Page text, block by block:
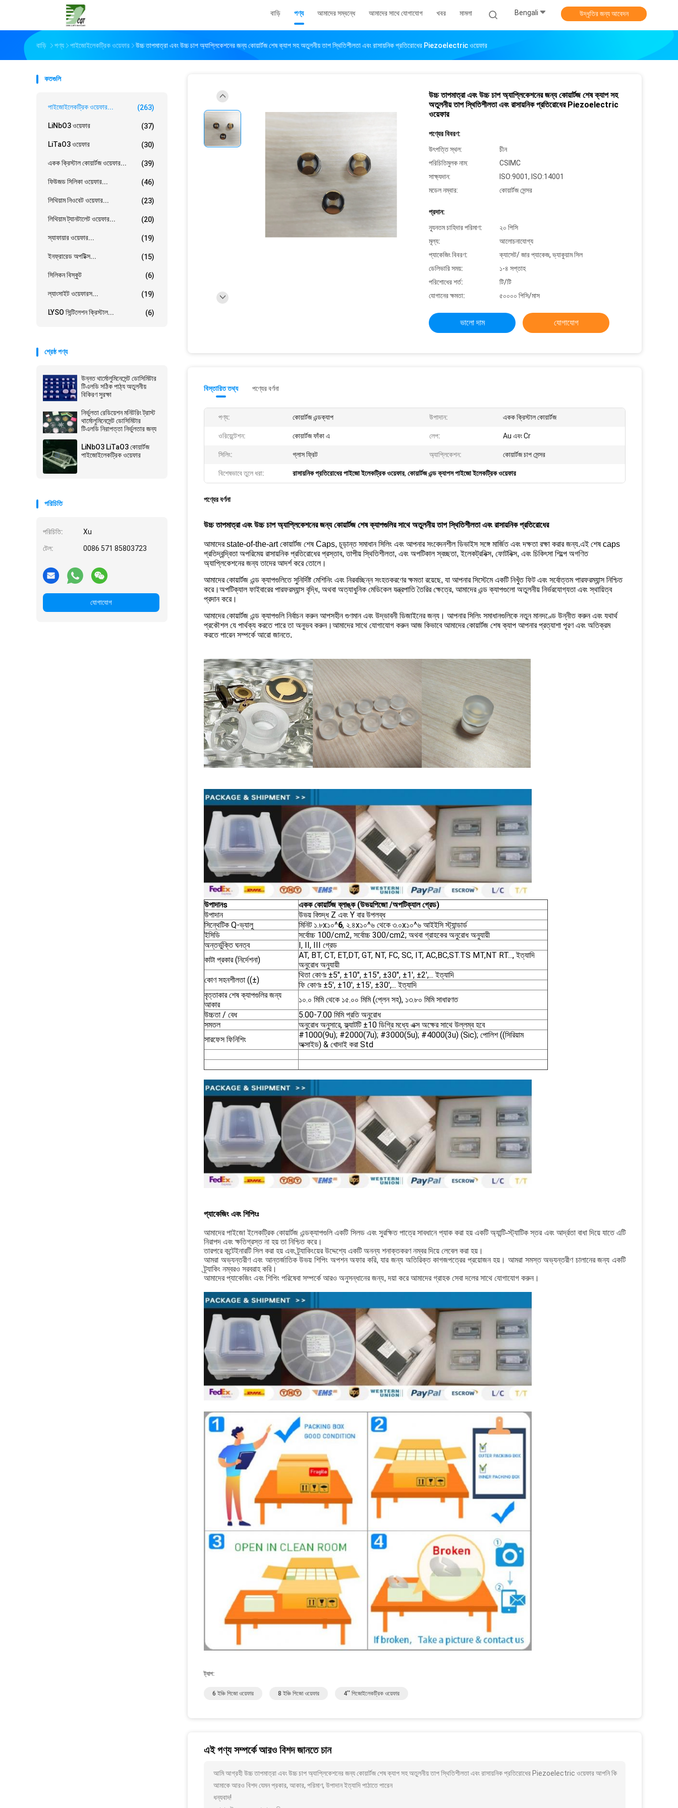
বাড়ি পণ্য আমাদের সম্বন্ধে আমাদের সাথে যোগাযোগ খবর মামলা Bengali উদ্ধৃতির জন্য আবেদন
বাড়ি পণ্য পাইজোইলেকট্রিক ওয়েফার উচ্চ তাপমাত্রা এবং উচ্চ চাপ অ্যাপ্লিকেশনের জন্য কোয়ার্টজ শেষ ক্যাপ সহ অতুলনীয় তাপ স্থিতিশীলতা এবং রাসায়নিক প্রতিরোধের Piezoelectric ওয়েফার
কতগুলি
পাইজোইলেকট্রিক ওয়েফার... (263)
LiNbO3 ওয়েফার (37)
LiTaO3 ওয়েফার (30)
একক ক্রিস্টাল কোয়ার্টজ ওয়েফার... (39)
ফিউজড সিলিকা ওয়েফার... (46)
লিথিয়াম নিওবেট ওয়েফার... (23)
লিথিয়াম ট্যানটালেট ওয়েফার... (20)
স্যাফায়ার ওয়েফার... (19)
ইনফ্রারেড অপটিক্স... (15)
সিলিকন বিস্কুট (6)
ল্যাংসাইট ওয়েফারস... (19)
LYSO সিন্টিলেশন ক্রিস্টাল... (6)
শ্রেষ্ঠ পণ্য
উন্নত থার্মোলুমিনেসেন্ট ডোসিমিটার
টিএলডি সঠিক পাঠ্য অতুলনীয়
বিকিরণ সুরক্ষা
নির্ভুলতা রেডিয়েশন মনিটরিং ট্রাস্ট
থার্মোলুমিনেসেন্ট ডোসিমিটার
টিএলডি নিরাপত্তা নির্ভুলতার জন্য
LiNbO3 LiTaO3 কোয়ার্টজ
পাইজোইলেকট্রিক ওয়েফার
পরিচিতি
পরিচিতি: Xu
টেল: 0086 571 85803723
যোগাযোগ
উচ্চ তাপমাত্রা এবং উচ্চ চাপ অ্যাপ্লিকেশনের জন্য কোয়ার্টজ শেষ ক্যাপ সহ
অতুলনীয় তাপ স্থিতিশীলতা এবং রাসায়নিক প্রতিরোধের Piezoelectric
ওয়েফার
পণ্যের বিবরণ:
উৎপত্তি স্থল:
চীন
পরিচিতিমুলক নাম:
CSIMC
সাক্ষ্যদান:
ISO:9001, ISO:14001
মডেল নম্বার:
কোয়ার্টজ সেন্সর
প্রদান:
ন্যূনতম চাহিদার পরিমাণ:
২০ পিসি
মূল্য:
আলোচনাযোগ্য
প্যাকেজিং বিবরণ:
ক্যাসেট/ জার প্যাকেজ, ভ্যাকুয়াম সিল
ডেলিভারি সময়:
১-৪ সপ্তাহ
পরিশোধের শর্ত:
টি/টি
যোগানের ক্ষমতা:
৫০০০০ পিসি/মাস
ভালো দাম যোগাযোগ
বিস্তারিত তথ্য পণ্যের বর্ণনা
পণ্য: কোয়ার্টজ এন্ডক্যাপ উপাদান: একক ক্রিস্টাল কোয়ার্টজ
ওরিয়েন্টেশন: কোয়ার্টজ ফাঁকা এ লেপ: Au এবং Cr
সিলিং: গ্লাস ফ্রিট অ্যাপ্লিকেশন: কোয়ার্টজ চাপ সেন্সর
বিশেষভাবে তুলে ধরা: রাসায়নিক প্রতিরোধের পাইজো ইলেকট্রিক ওয়েফার, কোয়ার্টজ এন্ড ক্যাপস পাইজো ইলেকট্রিক ওয়েফার
পণ্যের বর্ণনা
উচ্চ তাপমাত্রা এবং উচ্চ চাপ অ্যাপ্লিকেশনের জন্য কোয়ার্টজ শেষ ক্যাপগুলির সাথে অতুলনীয় তাপ স্থিতিশীলতা এবং রাসায়নিক প্রতিরোধের
আমাদের state-of-the-art কোয়ার্টজ শেষ Caps, চূড়ান্ত সমাধান সিলিং এবং আপনার সংবেদনশীল ডিভাইস সঙ্গে মার্জিত এবং দক্ষতা রক্ষা করার জন্য.এই শেষ caps
প্রতিদ্বন্দ্বিতা অপরিমেয় রাসায়নিক প্রতিরোধের প্রস্তাব, তাপীয় স্থিতিশীলতা, এবং অপটিকাল স্বচ্ছতা, ইলেকট্রনিক্স, ফোটনিক্স, এবং চিকিৎসা শিল্পে অগণিত
অ্যাপ্লিকেশনের জন্য তাদের আদর্শ করে তোলে।
আমাদের কোয়ার্টজ এন্ড ক্যাপগুলিতে সুনির্দিষ্ট মেশিনিং এবং নিরবচ্ছিন্ন সংহতকরণের ক্ষমতা রয়েছে, যা আপনার সিস্টেমে একটি নিখুঁত ফিট এবং সর্বোত্তম পারফরম্যান্স নিশ্চিত
করে।অপটিক্যাল ফাইবারের পারফরম্যান্স বৃদ্ধি, অথবা অত্যাধুনিক মেডিকেল যন্ত্রপাতি তৈরির ক্ষেত্রে, আমাদের এন্ড ক্যাপগুলো অতুলনীয় নির্ভরযোগ্যতা এবং স্থায়িত্ব
প্রদান করে।
আমাদের কোয়ার্টজ এন্ড ক্যাপগুলি নির্বাচন করুন আপসহীন গুণমান এবং উদ্ভাবনী ডিজাইনের জন্য। আপনার সিলিং সমাধানগুলিকে নতুন মানদণ্ডে উন্নীত করুন এবং যথার্থ
প্রকৌশল যে পার্থক্য করতে পারে তা অনুভব করুন।আমাদের সাথে যোগাযোগ করুন আজ কিভাবে আমাদের কোয়ার্টজ শেষ ক্যাপ আপনার প্রত্যাশা পূরণ এবং অতিক্রম
করতে পারেন সম্পর্কে আরো জানতে.
উপাদানs একক কোয়ার্টজ ব্লাঙ্ক (উভয়পিজো /অপটিক্যাল গ্রেড)
উপাদান
উভয় বিশুদ্ধ Z এবং Y বার উপলব্ধ
সিন্থেটিক Q-ভ্যালু
মিনিট ১.৮x১০^6, ২.৪x১০^৬ থেকে ৩.০x১০^৬ আইইসি স্ট্যান্ডার্ড
ইসিডি
সর্বোচ্চ 100/cm2, সর্বোচ্চ 300/cm2; অথবা গ্রাহকের অনুরোধ অনুযায়ী
অন্তর্ভুক্তি ঘনত্ব
I, II, III গ্রেড
কাটা প্রকার (নির্দেশনা)
AT, BT, CT, ET,DT, GT, NT, FC, SC, IT, AC,BC,ST.TS MT,NT RT..., ইত্যাদি
অনুরোধ অনুযায়ী
কোণ সহনশীলতা ((±)
থিতা কোণঃ ±5′′, ±10′′, ±15′′, ±30′′, ±1′, ±2′,... ইত্যাদি
ফি কোণঃ ±5′, ±10′, ±15′, ±30′,... ইত্যাদি
বৃত্তাকার শেষ ক্যাপগুলির জন্য
আকার
১০.০ মিমি থেকে ১৫.০০ মিমি (প্লেন সহ), ১৩.৮০ মিমি সাধারণত
উচ্চতা / বেধ
5.00-7.00 মিমি প্রতি অনুরোধ
সমতল
অনুরোধ অনুসারে, ফ্ল্যাটটি ±10 ডিগ্রি মধ্যে এক্স অক্ষের সাথে উল্লম্ব হবে
সারফেস ফিনিশিং
#1000(9u); #2000(7u); #3000(5u); #4000(3u) (Sic); পোলিশ ((সিরিয়াম
অক্সাইড) & খোদাই করা Std
প্যাকেজিং এবং শিপিংঃ
আমাদের পাইজো ইলেকট্রিক কোয়ার্টজ এন্ডক্যাপগুলি একটি সিলড এবং সুরক্ষিত পাত্রে সাবধানে প্যাক করা হয় একটি অ্যান্টি-স্ট্যাটিক স্তর এবং আর্দ্রতা বাধা দিয়ে যাতে এটি
নিরাপদ এবং ক্ষতিগ্রস্ত না হয় তা নিশ্চিত করে।
তারপরে কন্টেইনারটি সিল করা হয় এবং ট্র্যাকিংয়ের উদ্দেশ্যে একটি অনন্য শনাক্তকরণ নম্বর দিয়ে লেবেল করা হয়।
আমরা অভ্যন্তরীণ এবং আন্তর্জাতিক উভয় শিপিং অপশন অফার করি, যার জন্য অতিরিক্ত কাগজপত্রের প্রয়োজন হয়। আমরা সমস্ত অভ্যন্তরীণ চালানের জন্য একটি
ট্র্যাকিং নম্বরও সরবরাহ করি।
আমাদের প্যাকেজিং এবং শিপিং পরিষেবা সম্পর্কে আরও অনুসন্ধানের জন্য, দয়া করে আমাদের গ্রাহক সেবা দলের সাথে যোগাযোগ করুন।
ট্যাগ:
6 ইঞ্চি পিজো ওয়েফার 8 ইঞ্চি পিজো ওয়েফার 4'' পিজোইলেকট্রিক ওয়েফার
এই পণ্য সম্পর্কে আরও বিশদ জানতে চান
আমি আগ্রহী উচ্চ তাপমাত্রা এবং উচ্চ চাপ অ্যাপ্লিকেশনের জন্য কোয়ার্টজ শেষ ক্যাপ সহ অতুলনীয় তাপ স্থিতিশীলতা এবং রাসায়নিক প্রতিরোধের Piezoelectric ওয়েফার আপনি কি
আমাকে আরও বিশদ যেমন প্রকার, আকার, পরিমাণ, উপাদান ইত্যাদি পাঠাতে পারেন
ধন্যবাদ!